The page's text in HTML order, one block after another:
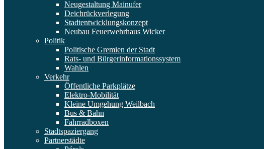
Neugestaltung Mainufer
Deichrückverlegung
Stadtentwicklungskonzept
Neubau Feuerwehrhaus Wicker
Politik
Politische Gremien der Stadt
Rats- und Bürgerinformationssystem
Wahlen
Verkehr
Öffentliche Parkplätze
Elektro-Mobilität
Kleine Umgehung Weilbach
Bus & Bahn
Fahrradboxen
Stadtspaziergang
Partnerstädte